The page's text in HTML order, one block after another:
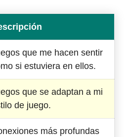
que me hacen sentir
si estuviera en ellos.
que se adaptan a mi
de juego.
más profundas